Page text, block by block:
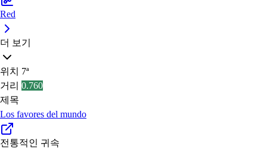
Red
더 보기
위치
7ª
거리 0.760
제목
Los favores del mundo
전통적인 귀속